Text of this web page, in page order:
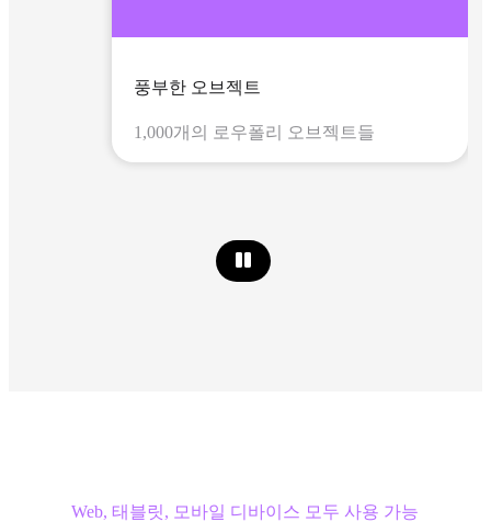
풍부한 오브젝트
1,000개의 로우폴리 오브젝트들
Web, 태블릿, 모바일 디바이스 모두 사용 가능